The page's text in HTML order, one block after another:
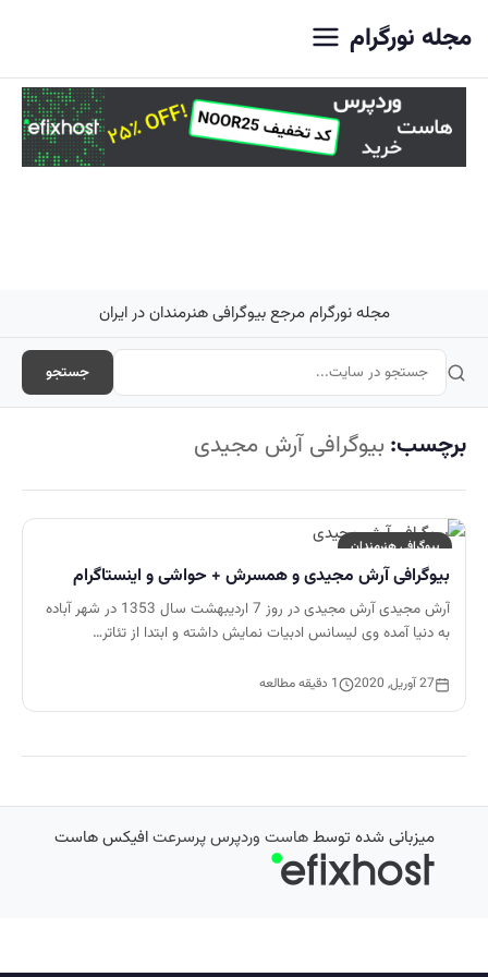
مجله نورگرام
مجله نورگرام مرجع بیوگرافی هنرمندان در ایران
جستجو
برچسب: بیوگرافی آرش مجیدی
بیوگرافی هنرمندان
بیوگرافی آرش مجیدی و همسرش + حواشی و اینستاگرام
آرش مجیدی آرش مجیدی در روز 7 اردیبهشت سال 1353 در شهر آباده
به دنیا آمده وی لیسانس ادبیات نمایش داشته و ابتدا از تئاتر…
27 آوریل, 2020 1 دقیقه مطالعه
میزبانی شده توسطهاست وردپرس پرسرعتافیکس هاست